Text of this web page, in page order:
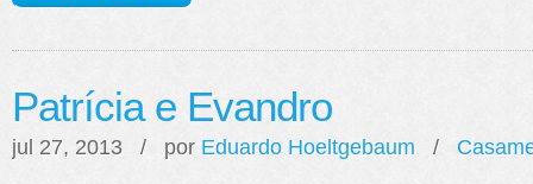
Patrícia e Evandro
jul 27, 2013 / por Eduardo Hoeltgebaum /